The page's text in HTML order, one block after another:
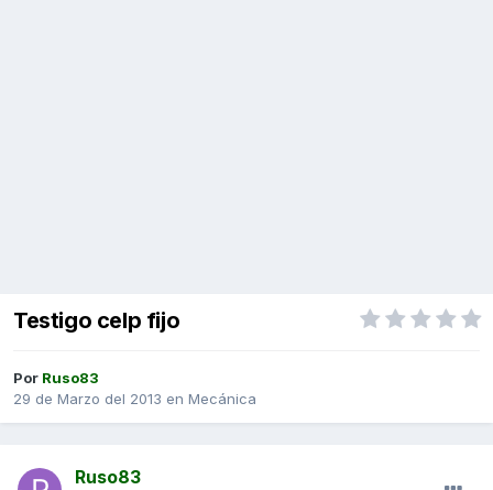
Testigo celp fijo
Por Ruso83
29 de Marzo del 2013 en Mecánica
Ruso83